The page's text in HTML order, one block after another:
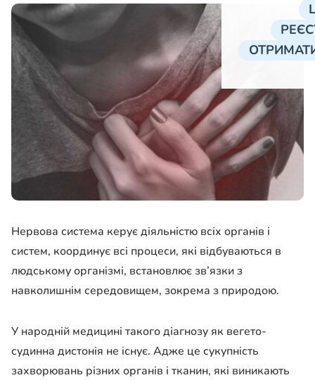
Нервова система керує діяльністю всіх органів і
систем, координує всі процеси, які відбуваються в
людському організмі, встановлює зв’язки з
навколишнім середовищем, зокрема з природою.
У народній медицині такого діагнозу як вегето-
судинна дистонія не існує. Адже це сукупність
захворювань різних органів і тканин, які виникають